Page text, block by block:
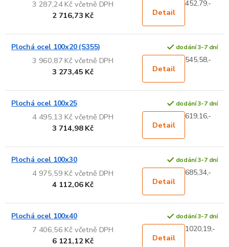
3 287,24 Kč včetně DPH
2 716,73 Kč
Detail
452,79,-
Plochá ocel 100x20 (S355) dodání 3-7 dní
3 960,87 Kč včetně DPH
3 273,45 Kč
Detail
545,58,-
Plochá ocel 100x25 dodání 3-7 dní
4 495,13 Kč včetně DPH
3 714,98 Kč
Detail
619,16,-
Plochá ocel 100x30 dodání 3-7 dní
4 975,59 Kč včetně DPH
4 112,06 Kč
Detail
685,34,-
Plochá ocel 100x40 dodání 3-7 dní
7 406,56 Kč včetně DPH
6 121,12 Kč
Detail
1020,19,-